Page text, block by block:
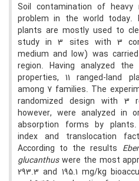
Soil contamination of
problem in the world today.
plants are mostly used to
study in 3 sites with 3
medium and low) was
region. Having analyzed
properties, 11 ranged-land
among 7 families. The
randomized design with 3
however, were analyzed in
absorption forms by plants.
index and translocation
According to the results
glucanthuswere the most
293.3 and 195.1 mg/kg